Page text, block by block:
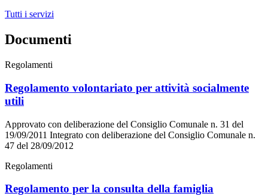
Tutti i servizi
Documenti
Regolamenti
Regolamento volontariato per attività socialmente
utili
Approvato con deliberazione del Consiglio Comunale n. 31 del
19/09/2011 Integrato con deliberazione del Consiglio Comunale n.
47 del 28/09/2012
Regolamenti
Regolamento per la consulta della famiglia